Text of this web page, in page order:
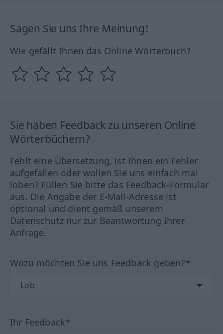
Sagen Sie uns Ihre Meinung!
Wie gefällt Ihnen das Online Wörterbuch?
Sie haben Feedback zu unseren Online
Wörterbüchern?
Fehlt eine Übersetzung, ist Ihnen ein Fehler
aufgefallen oder wollen Sie uns einfach mal
loben? Füllen Sie bitte das Feedback-Formular
aus. Die Angabe der E-Mail-Adresse ist
optional und dient gemäß unserem
Datenschutz nur zur Beantwortung Ihrer
Anfrage.
Wozu möchten Sie uns Feedback geben?*
Ihr Feedback*